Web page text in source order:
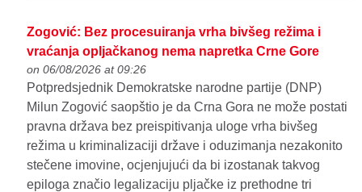
Zogović: Bez procesuiranja vrha bivšeg režima i
vraćanja opljačkanog nema napretka Crne Gore
on 06/08/2026 at 09:26
Potpredsjednik Demokratske narodne partije (DNP)
Milun Zogović saopštio je da Crna Gora ne može postati
pravna država bez preispitivanja uloge vrha bivšeg
režima u kriminalizaciji države i oduzimanja nezakonito
stečene imovine, ocjenjujući da bi izostanak takvog
epiloga značio legalizaciju pljačke iz prethodne tri